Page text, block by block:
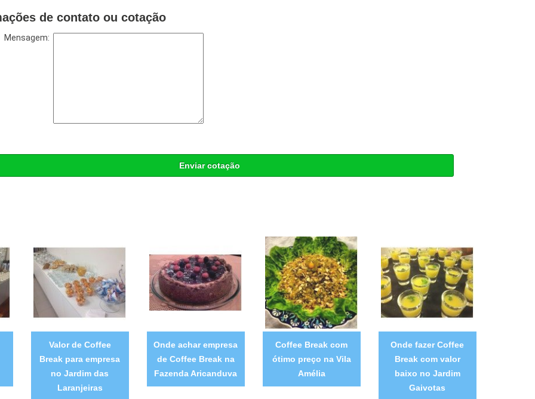
de contato ou cotação
Mensagem:
Enviar cotação
Valor de Coffee
Break para empresa
no Jardim das
Laranjeiras
Onde achar empresa
de Coffee Break na
Fazenda Aricanduva
Coffee Break com
ótimo preço na Vila
Amélia
Onde fazer Coffee
Break com valor
baixo no Jardim
Gaivotas